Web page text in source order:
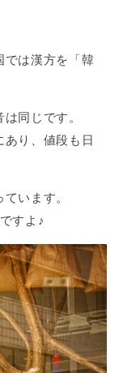
では漢方を「韓
同じです。
り、値段も日
います。
すよ♪